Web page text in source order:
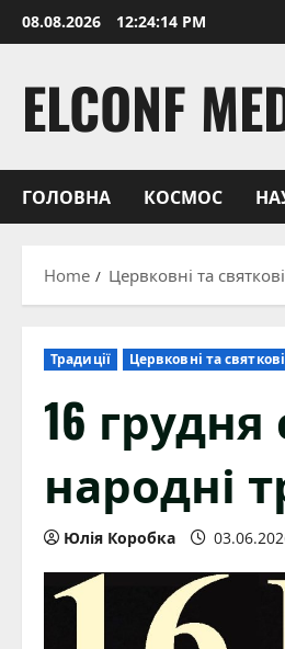
Skip
to
08.08.2026 12:24:15 PM
ELCONF
ГОЛОВНА КОСМОС
Home Цервковні та
Традиції Цервковні та
16
народні
Юлія Коробка